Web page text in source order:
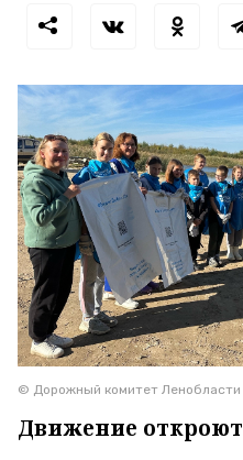
© Дорожный комитет Ленобласти
Движение откроют